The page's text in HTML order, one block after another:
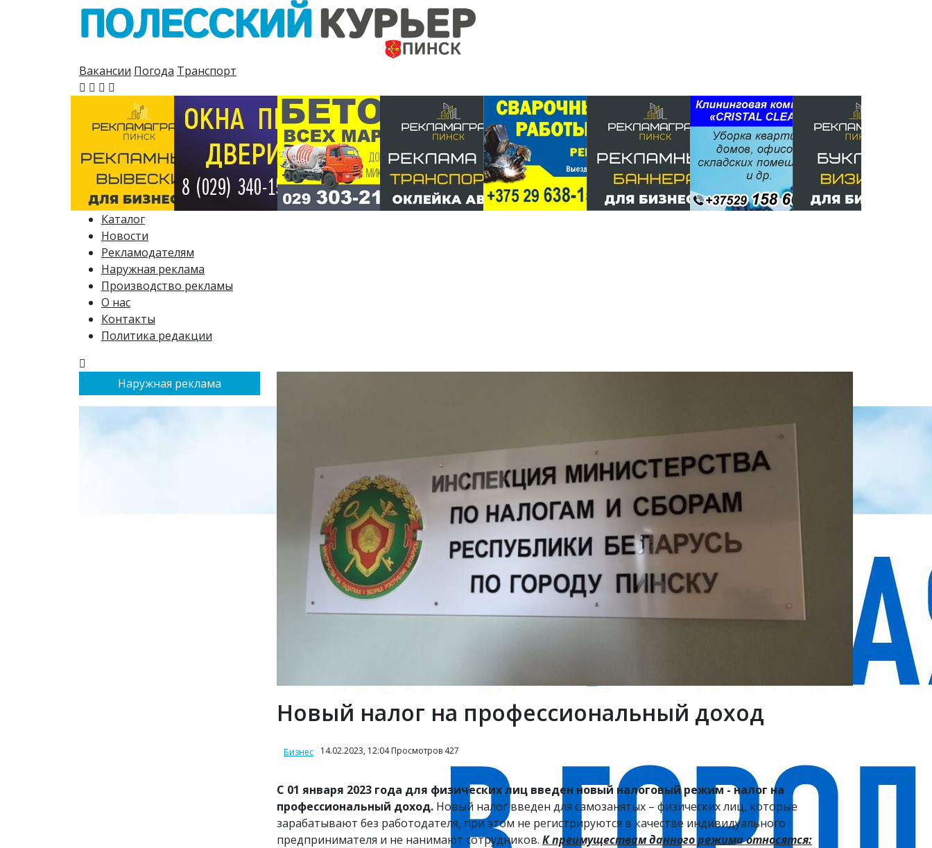
Вакансии Погода Транспорт
Каталог
Новости
Рекламодателям
Наружная реклама
Производство рекламы
О нас
Контакты
Политика редакции
Наружная реклама
Новый налог на профессиональный доход
Бизнес 14.02.2023, 12:04 Просмотров 427
С 01 января 2023 года для физических лиц введен новый налоговый режим - налог на
профессиональный доход. Новый налог введен для самозанятых – физических лиц, которые
зарабатывают без работодателя, при этом не регистрируются в качестве индивидуального
предпринимателя и не нанимают сотрудников. К преимуществам данного режима относятся: